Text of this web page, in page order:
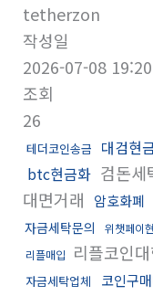
tetherzon
작성일
2026-07-08 19:20
조회
26
테더코인송금 대검현
btc현금화 검돈세
대면거래
암호화폐
자금세탁문의 위챗페이
리플매입 리플코인
자금세탁업체 코인구